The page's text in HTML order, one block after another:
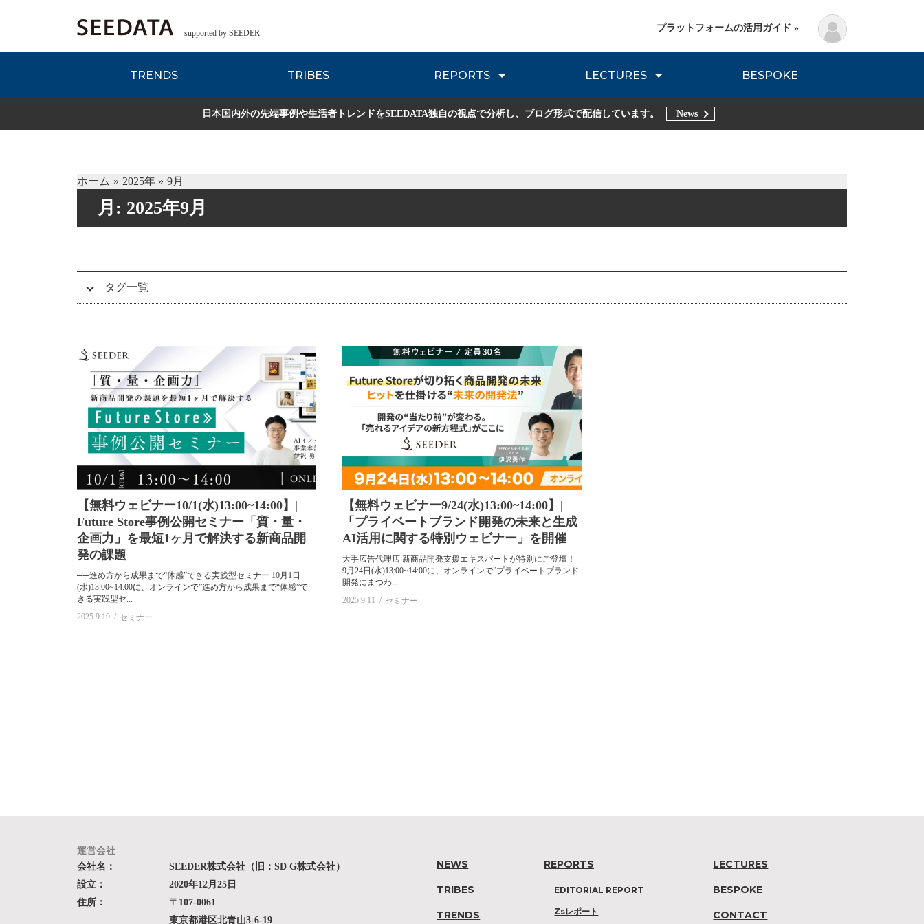
supported by SEEDER
TRENDS TRIBES REPORTS
EDITORIAL REPORT Zsレポート 流通レポート JOURNEY REVIEW DNVB REPORT TRIBE REPORTS
LECTURES
各種データのご紹介 Planning Method
BESPOKE
プラットフォームの活用ガイド »
日本国内外の先端事例や生活者トレンドをSEEDATA独自の視点で分析し、ブログ形式で配信しています。 News
ホーム 2025年 9月
月: 2025年9月
タグ一覧
グローバル（global） お知らせ（information） アフターコロナ(afterCOVID) WEB3 サービスデザイン（service design）
未分類 Zs ギグワーカー（gigworker） ホワイトペーパー(whitepaper) コミュニティ（community）
新規事業（new business development） 流通（retail）
【無料ウェビナー10/1(水)13:00~14:00】|
Future Store事例公開セミナー「質・量・
企画力」を最短1ヶ月で解決する新商品開
発の課題
──進め方から成果まで“体感”できる実践型セミナー 10月1日
(水)13:00~14:00に、オンラインで”進め方から成果まで“体感”で
きる実践型セ...
2025.9.19
セミナー
【無料ウェビナー9/24(水)13:00~14:00】|
「プライベートブランド開発の未来と生成
AI活用に関する特別ウェビナー」を開催
大手広告代理店 新商品開発支援エキスパートが特別にご登壇！
9月24日(水)13:00~14:00に、オンラインで”プライベートブランド
開発にまつわ...
2025.9.11
セミナー
運営会社
会社名：
SEEDER株式会社（旧：SD G株式会社）
設立：
2020年12月25日
住所：
〒107-0061
東京都港区北青山3-6-19
NEWS
TRIBES
TRENDS
REPORTS
EDITORIAL REPORT
Zsレポート
LECTURES
BESPOKE
CONTACT